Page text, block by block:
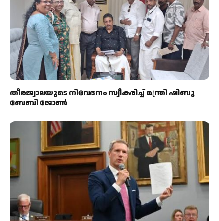
തീരജ്വാലയുടെ നിവേദനം സ്വീകരിച്ച് മന്ത്രി ഷിബു
ബേബി ജോൺ